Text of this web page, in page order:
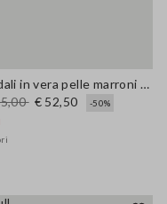
Sandali in vera pelle marroni con intreccio
€ 52,50
-50%